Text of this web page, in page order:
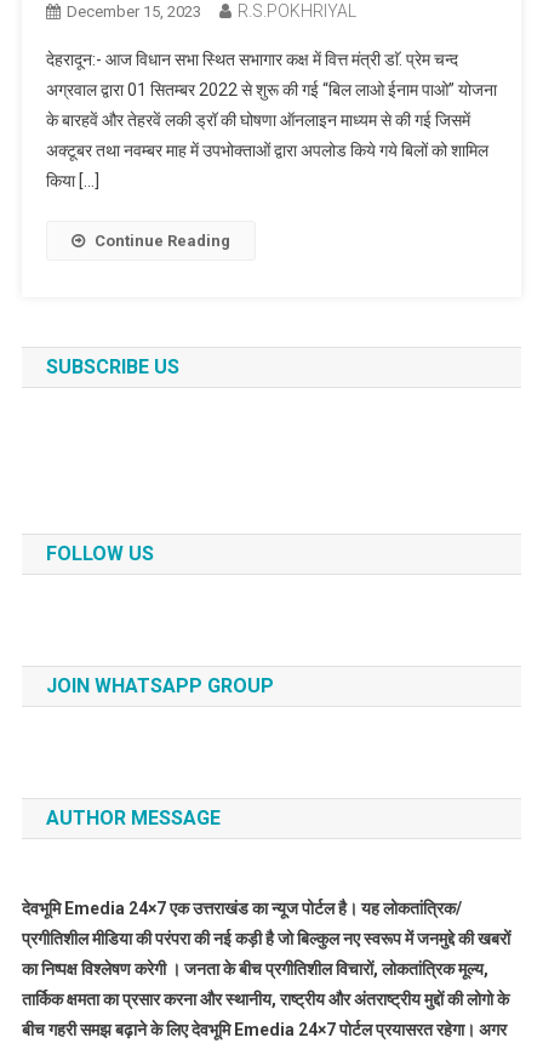
December 15, 2023 R.S.POKHRIYAL
देहरादून:- आज विधान सभा स्थित सभागार कक्ष में वित्त मंत्री डाॅ. प्रेम चन्द
अग्रवाल द्वारा 01 सितम्बर 2022 से शुरू की गई “बिल लाओ ईनाम पाओ” योजना
के बारहवें और तेहरवें लकी ड्रॉ की घोषणा ऑनलाइन माध्यम से की गई जिसमें
अक्टूबर तथा नवम्बर माह में उपभोक्ताओं द्वारा अपलोड किये गये बिलों को शामिल
किया […]
Continue Reading
SUBSCRIBE US
FOLLOW US
JOIN WHATSAPP GROUP
AUTHOR MESSAGE
देवभूमि Emedia 24×7 एक उत्तराखंड का न्यूज पोर्टल है। यह लोकतांत्रिक/
प्रगीतिशील मीडिया की परंपरा की नई कड़ी है जो बिल्कुल नए स्वरूप में जनमुद्दे की खबरों
का निष्पक्ष विश्लेषण करेगी । जनता के बीच प्रगीतिशील विचारों, लोकतांत्रिक मूल्य,
तार्किक क्षमता का प्रसार करना और स्थानीय, राष्ट्रीय और अंतराष्ट्रीय मुद्दों की लोगो के
बीच गहरी समझ बढ़ाने के लिए देवभूमि Emedia 24×7 पोर्टल प्रयासरत रहेगा। अगर